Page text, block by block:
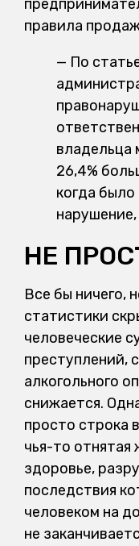
правила
— По
владельца
26,4%
когда
НЕ
Все бы ничего,
статистики
человеческие
преступлений,
алкогольного
снижается.
просто строка
чья-то отнятая
здоровье,
последствия
человеком на
не